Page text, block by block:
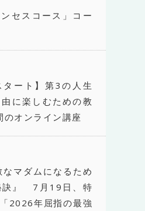
セスコース」コー
タート】第3の人生
に楽しむための教
オンライン講座
マダムになるため
訣』 7月19日、特
2026年屈指の最強